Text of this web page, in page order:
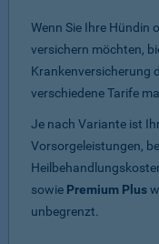
Wenn Sie Ihre Hündin
versichern möchten,
Krankenversicherung
verschiedene Tarife
Je nach Variante ist
Vorsorgeleistungen,
sowie Premium Plus
unbegrenzt.